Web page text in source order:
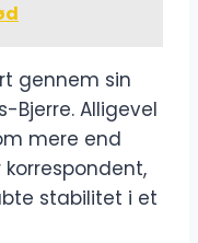
gennem sin
Bjerre. Alligevel
mere end
korrespondent,
stabilitet i et